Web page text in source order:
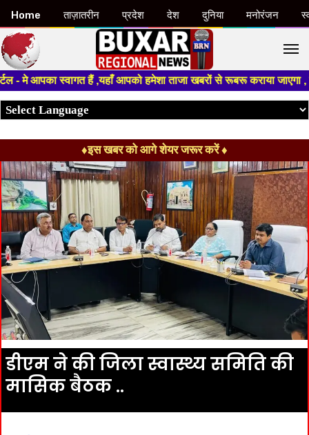
स्वागत हैं ,यहाँ आपको हमेशा ताजा खबरों से रूबरू कराया जाएगा ,
♦इस खबर को आगे शेयर जरूर करें ♦
डीएम ने की जिला स्वास्थ्य समिति की
मासिक बैठक ..
Home ताज़ातरीन प्रदेश देश दुनिया मनोरंजन